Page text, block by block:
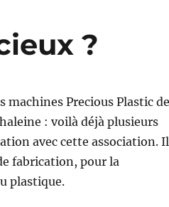
?
machines Precious Plastic de
: voilà déjà plusieurs
avec cette association.
fabrication, pour la
plastique.